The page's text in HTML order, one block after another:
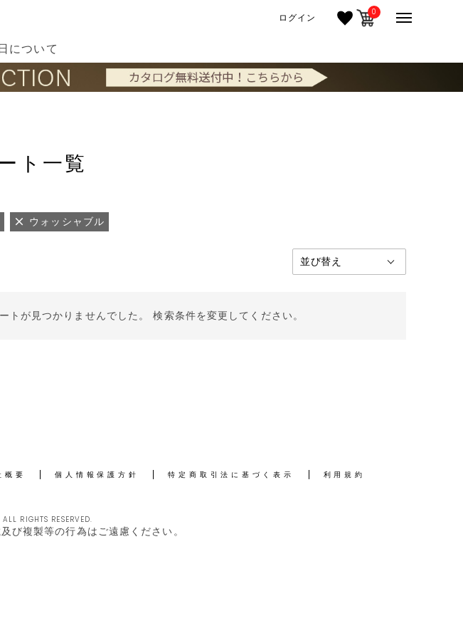
ログイン 0
について
ト一覧
ウォッシャブル
トが見つかりませんでした。 検索条件を変更してください。
概要 個人情報保護方針 特定商取引法に基づく表示 利用規約
RIGHTS RESERVED.
び複製等の行為はご遠慮ください。